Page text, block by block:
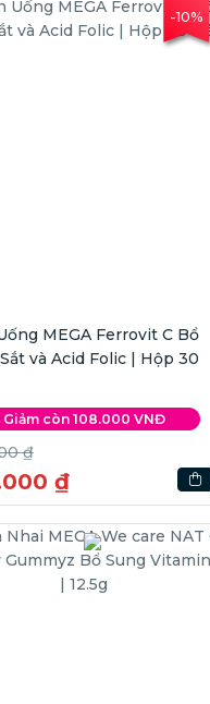
-10%
MEGA Ferrovit C Bổ
và Acid Folic | Hộp 30
Giảm còn 108.000 VNĐ
₫
₫